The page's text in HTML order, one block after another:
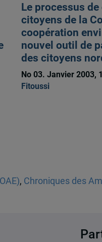
Le processus
citoyens de la
coopération
nouvel outil de
des citoyens
No 03. Janvier 2003,
Fitoussi
, Chroniques des